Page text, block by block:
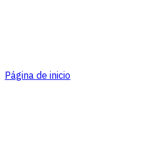
Página de inicio